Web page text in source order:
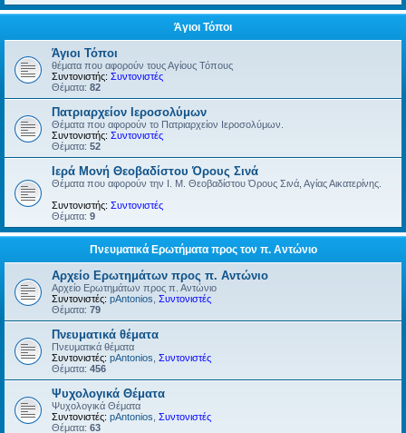
Άγιοι Τόποι
Άγιοι Τόποι
θέματα που αφορούν τους Αγίους Τόπους
Συντονιστής: Συντονιστές
Θέματα: 82
Πατριαρχείον Ιεροσολύμων
Θέματα που αφορούν το Πατριαρχείον Ιεροσολύμων.
Συντονιστής: Συντονιστές
Θέματα: 52
Ιερά Μονή Θεοβαδίστου Όρους Σινά
Θέματα που αφορούν την Ι. Μ. Θεοβαδίστου Όρους Σινά, Αγίας Αικατερίνης.
Συντονιστής: Συντονιστές
Θέματα: 9
Πνευματικά Ερωτήματα προς τον π. Αντώνιο
Αρχείο Ερωτημάτων προς π. Αντώνιο
Αρχείο Ερωτημάτων προς π. Αντώνιο
Συντονιστές: pAntonios Συντονιστές
Θέματα: 79
Πνευματικά θέματα
Πνευματικά θέματα
Συντονιστές: pAntonios Συντονιστές
Θέματα: 456
Ψυχολογικά Θέματα
Ψυχολογικά Θέματα
Συντονιστές: pAntonios Συντονιστές
Θέματα: 63